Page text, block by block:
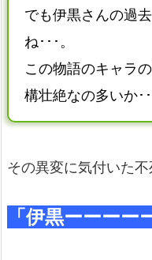
でも伊黒さんの過
ね･･･。
この物語のキャラ
構壮絶なの多いか･･
その異変に気付いた不
「伊黒ーーーー